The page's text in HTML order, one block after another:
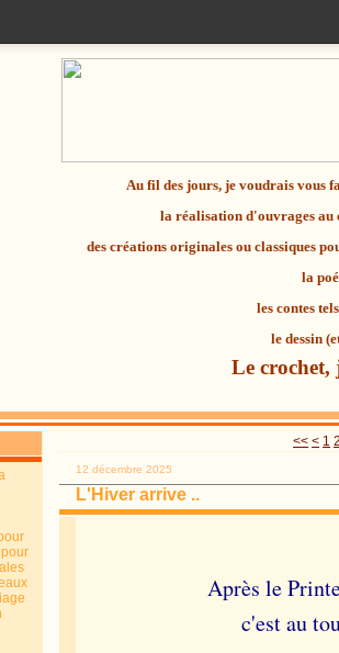
Au fil des jours, je voudrais vous
la réalisation d'ouvrages au
des créations originales ou classiques
la
les contes
le dessin
Le crochet,
<< < 1
12 décembre 2025
L'Hiver arrive ..
Après le
c'est au